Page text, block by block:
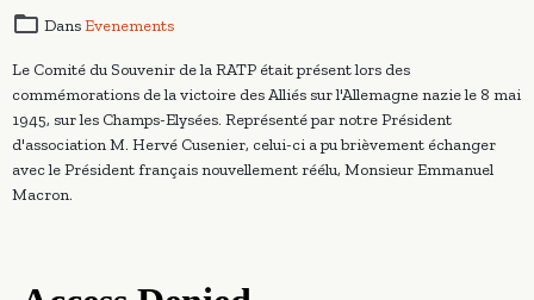
DansEvenements
Le Comité du Souvenir de la RATP était présent lors des
commémorations de la victoire des Alliés sur l'Allemagne nazie le 8 mai
1945, sur les Champs-Elysées. Représenté par notre Président
d'association M. Hervé Cusenier, celui-ci a pu brièvement échanger
avec le Président français nouvellement réélu, Monsieur Emmanuel
Macron.